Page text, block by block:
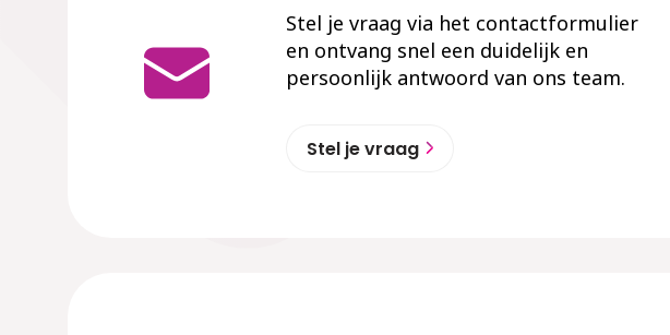
Stel je vraag via het contactformulier
en ontvang snel een duidelijk en
persoonlijk antwoord van ons team.
Stel je vraag